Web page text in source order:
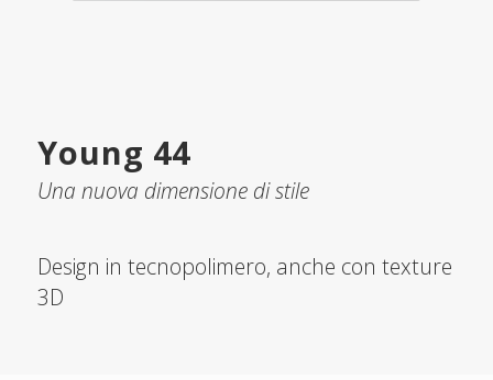
Young 44
Una nuova dimensione di stile
Design in tecnopolimero, anche con texture
3D